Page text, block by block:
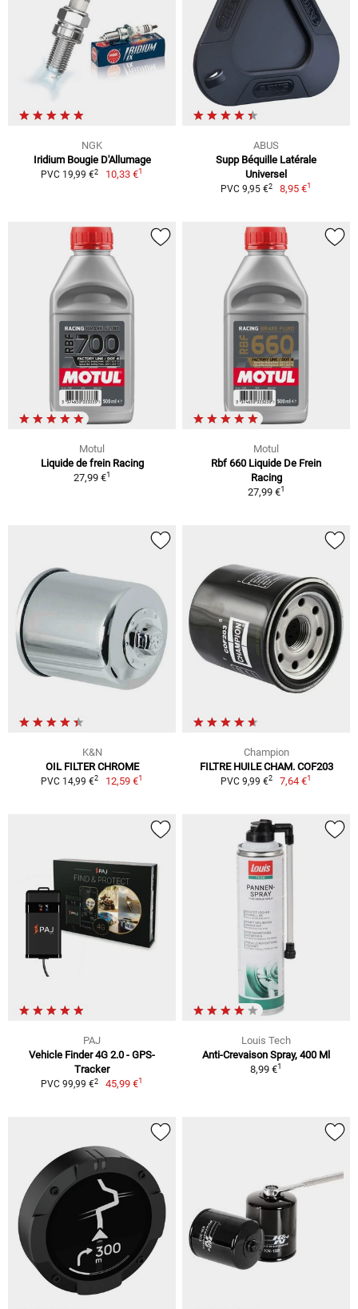
NGK
Iridium Bougie D'Allumage
PVC 19,99 €2 10,33 €1
ABUS
Supp Béquille Latérale
Universel
PVC 9,95 €2 8,95 €1
Motul
Liquide de frein Racing
27,99 €1
Motul
Rbf 660 Liquide De Frein
Racing
27,99 €1
K&N
OIL FILTER CHROME
PVC 14,99 €2 12,59 €1
Champion
FILTRE HUILE CHAM. COF203
PVC 9,99 €2 7,64 €1
PAJ
Vehicle Finder 4G 2.0 - GPS-
Tracker
PVC 99,99 €2 45,99 €1
Louis Tech
Anti-Crevaison Spray, 400 Ml
8,99 €1